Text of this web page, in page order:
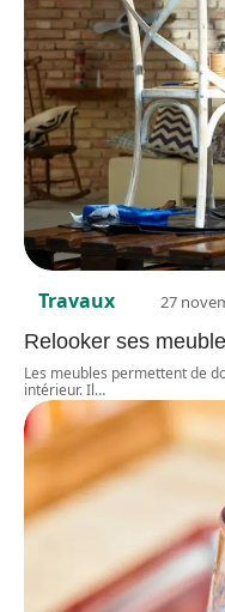
Travaux 27
Relooker ses
Les meubles permettent de
intérieur. Il…